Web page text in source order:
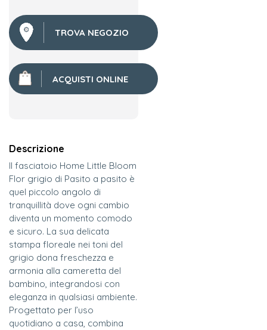
TROVA NEGOZIO
ACQUISTI ONLINE
Descrizione
Il fasciatoio Home Little Bloom
Flor grigio di Pasito a pasito è
quel piccolo angolo di
tranquillità dove ogni cambio
diventa un momento comodo
e sicuro. La sua delicata
stampa floreale nei toni del
grigio dona freschezza e
armonia alla cameretta del
bambino, integrandosi con
eleganza in qualsiasi ambiente.
Progettato per l’uso
quotidiano a casa, combina